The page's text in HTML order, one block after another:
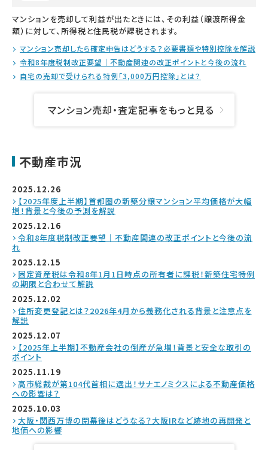
マンションを売却して利益が出たときには、その利益（譲渡所得金
額）に対して、所得税と住民税が課税されます。
マンション売却したら確定申告はどうする？必要書類や特別控除を解説
令和8年度税制改正要望｜不動産関連の改正ポイントと今後の流れ
自宅の売却で受けられる特例「3,000万円控除」とは？
マンション売却・査定記事をもっと見る
不動産市況
2025.12.26
【2025年度上半期】首都圏の新築分譲マンション平均価格が大幅
増！背景と今後の予測を解説
2025.12.16
令和8年度税制改正要望｜不動産関連の改正ポイントと今後の流
れ
2025.12.15
固定資産税は令和8年1月1日時点の所有者に課税！新築住宅特例
の期限と合わせて解説
2025.12.02
住所変更登記とは？2026年4月から義務化される背景と注意点を
解説
2025.12.07
【2025年上半期】不動産会社の倒産が急増！背景と安全な取引の
ポイント
2025.11.19
高市総裁が第104代首相に選出！サナエノミクスによる不動産価格
への影響は？
2025.10.03
大阪・関西万博の閉幕後はどうなる？大阪IRなど跡地の再開発と
地価への影響